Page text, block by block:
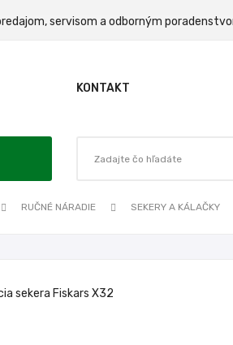
predajom, servisom a odborným
KONTAKT
RUČNÉ NÁRADIE SEKERY A KÁLAČKY